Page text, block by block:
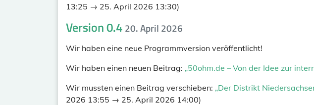
13:25 → 25. April 2026 13:30)
Version 0.4 20. April 2026
Wir haben eine neue Programmversion veröffentlicht!
Wir haben einen neuen Beitrag: „50ohm.de – Von der Idee zur
Wir mussten einen Beitrag verschieben: „Der Distrikt
2026 13:55 → 25. April 2026 14:00)